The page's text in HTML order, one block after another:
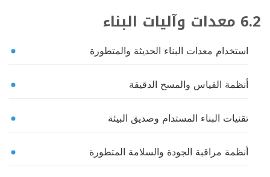
6.2 معدات وآليات البناء
استخدام معدات البناء الحديثة والمتطورة
أنظمة القياس والمسح الدقيقة
تقنيات البناء المستدام وصديق البيئة
أنظمة مراقبة الجودة والسلامة المتطورة